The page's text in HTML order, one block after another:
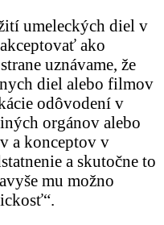
umeleckých diel v
ako
uznávame, že
diel alebo filmov
odôvodení v
orgánov alebo
a konceptov v
a skutočne to
mu možno